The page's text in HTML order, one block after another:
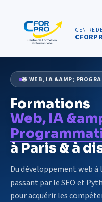
CENTRE
🌐 WEB, IA &AMP;
Formations
Web, IA
à Paris & à
Du développement web
passant par le SEO et
pour acquérir les